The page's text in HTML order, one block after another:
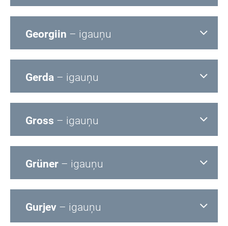
Georgiin – igauņu
Gerda – igauņu
Gross – igauņu
Grüner – igauņu
Gurjev – igauņu